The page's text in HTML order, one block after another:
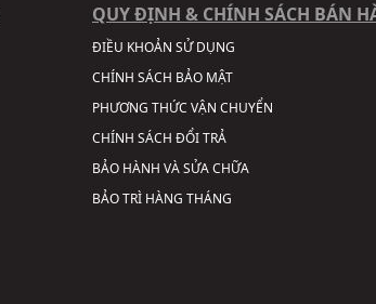
QUY ĐỊNH & CHÍNH SÁCH BÁN
ĐIỀU KHOẢN SỬ DỤNG
CHÍNH SÁCH BẢO MẬT
PHƯƠNG THỨC VẬN CHUYỂN
CHÍNH SÁCH ĐỔI TRẢ
BẢO HÀNH VÀ SỬA CHỮA
BẢO TRÌ HÀNG THÁNG